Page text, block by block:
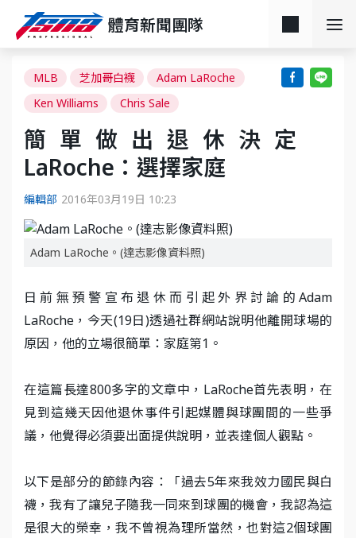
體育新聞團隊
MLB 芝加哥白襪
Adam LaRoche
Ken Williams
Chris Sale
簡單做出退休決定
LaRoche：選擇家庭
編輯部 2016年03月19日 10:23
Adam LaRoche。(達志影像資料照)
日前無預警宣布退休而引起外界討論的Adam
LaRoche，今天(19日)透過社群網站說明他離開球場的
原因，他的立場很簡單：家庭第1。
在這篇長達800多字的文章中，LaRoche首先表明，在
見到這幾天因他退休事件引起媒體與球團間的一些爭
議，他覺得必須要出面提供說明，並表達個人觀點。
以下是部分的節錄內容：「過去5年來我效力國民與白
襪，我有了讓兒子隨我一同來到球團的機會，我認為這
是很大的榮幸，我不曾視為理所當然，也對這2個球團